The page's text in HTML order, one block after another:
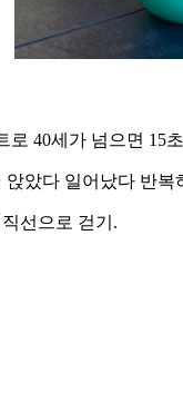
40세가 넘으면 15
았다 일어났다 반복
선으로 걷기.